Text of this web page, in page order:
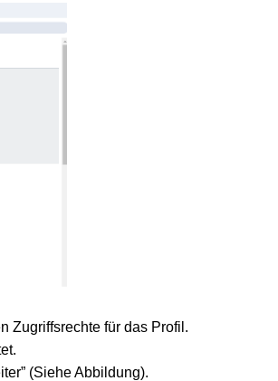
Zugriffsrechte für das Profil.
(Siehe Abbildung).